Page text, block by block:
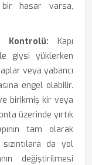
bir hasar varsa,
Kontrolü: Kapı
giysi yüklerken
veya yabancı
engel olabilir.
birikmiş kir veya
üzerinde yırtık
tam olarak
da yol
değiştirilmesi